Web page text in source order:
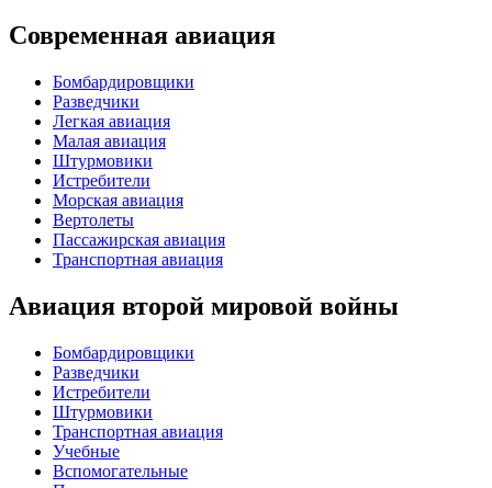
Современная авиация
Бомбардировщики
Разведчики
Легкая авиация
Малая авиация
Штурмовики
Истребители
Морская авиация
Вертолеты
Пассажирская авиация
Транспортная авиация
Авиация второй мировой войны
Бомбардировщики
Разведчики
Истребители
Штурмовики
Транспортная авиация
Учебные
Вспомогательные